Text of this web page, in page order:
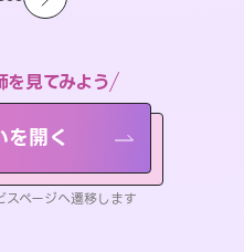
見てみよう
開く
ページへ遷移します